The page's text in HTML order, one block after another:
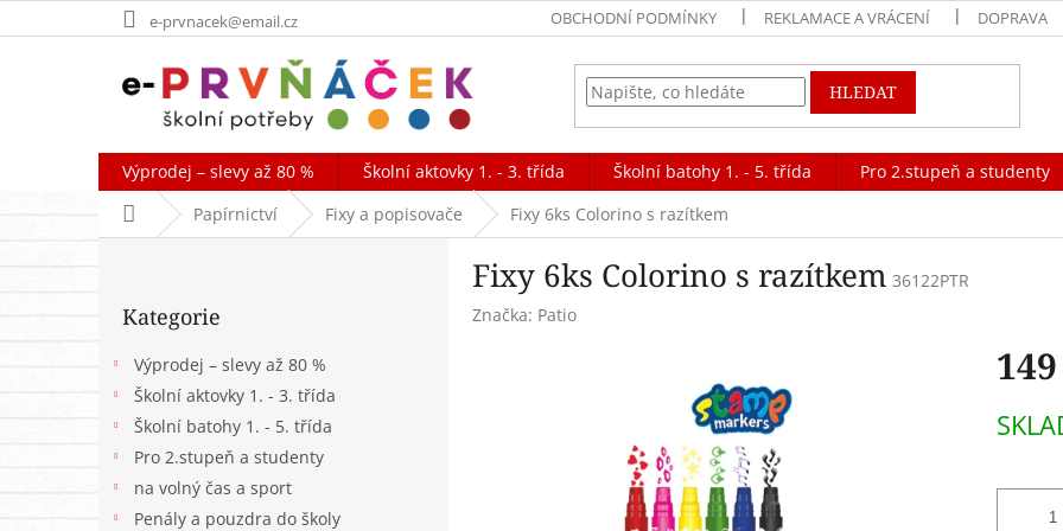
na
e-prvnacek@email.cz OBCHODNÍ PODMÍNKY REKLAMACE A VRÁCENÍ DOPRAVA
HLEDAT
Výprodej – slevy až 80 % Školní aktovky 1. - 3. třída Školní batohy 1. - 5. třída Pro 2.stupeň a studenty
Domů Papírnictví Fixy a popisovače Fixy 6ks Colorino s razítkem
P
kategorie
Kategorie
Výprodej – slevy až 80 %
Školní aktovky 1. - 3. třída
Školní batohy 1. - 5. třída
Pro 2.stupeň a studenty
na volný čas a sport
Penály a pouzdra do školy
Fixy 6ks Colorino s razítkem 36122PTR
Značka: Patio
cena: